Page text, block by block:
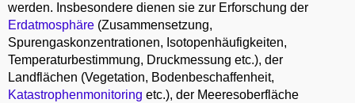
werden. Insbesondere dienen sie zur Erforschung der
Erdatmosphäre (Zusammensetzung,
Spurengaskonzentrationen, Isotopenhäufigkeiten,
Temperaturbestimmung, Druckmessung etc.), der
Landflächen (Vegetation, Bodenbeschaffenheit,
Katastrophenmonitoring etc.), der Meeresoberfläche